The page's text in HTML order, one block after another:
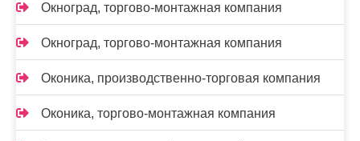
Окноград, торгово-монтажная компания
Окноград, торгово-монтажная компания
Оконика, производственно-торговая компания
Оконика, торгово-монтажная компания